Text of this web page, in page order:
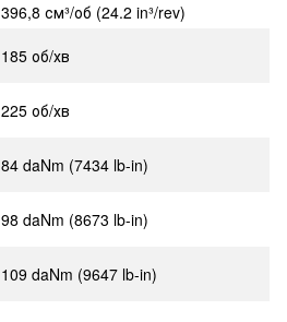
396,8 см³/об (24.2 in³/rev)
185 об/хв
225 об/хв
84 daNm (7434 lb-in)
98 daNm (8673 lb-in)
109 daNm (9647 lb-in)